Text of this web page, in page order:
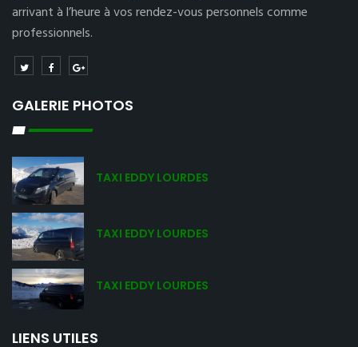
arrivant à l’heure à vos rendez-vous personnels comme
professionnels.
GALERIE PHOTOS
TAXI EDDY LOURDES
TAXI EDDY LOURDES
TAXI EDDY LOURDES
LIENS UTILES